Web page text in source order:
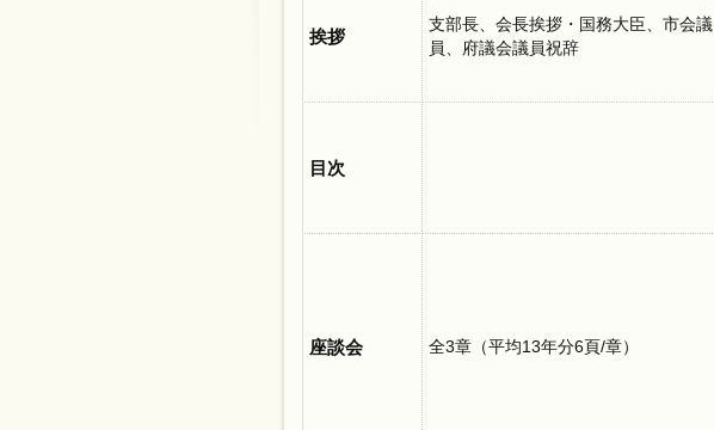
挨拶
支部長、会長挨拶・国務大臣、市会議
員、府議会議員祝辞
目次
座談会 全3章（平均13年分6頁/章）